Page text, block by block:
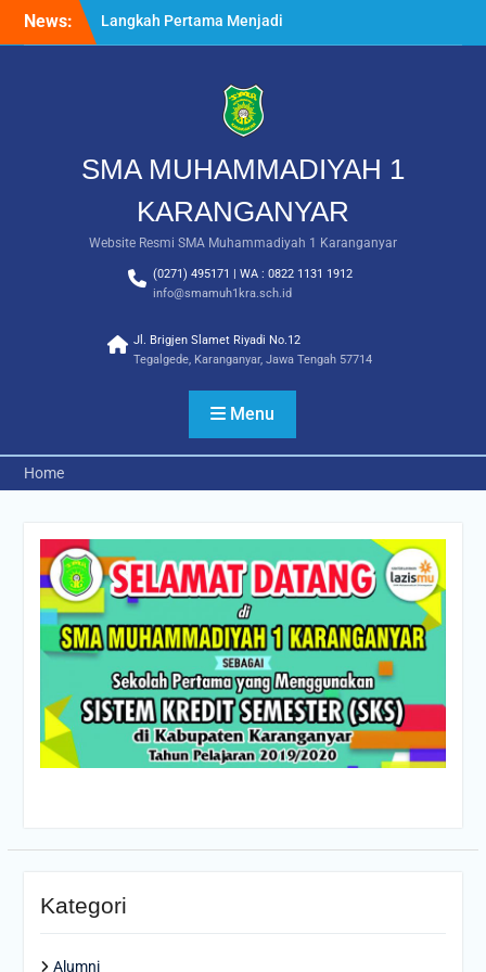
News:
Langkah Pertama Menjadi
Generasi Berkarakter,
Muhammadiyah 1
Karanganyar Dimulai
Kebangsaan
Saat Fajar Menyapa
Angkatan Baru, SMA
Muhammadiyah 1
Karanganyar Gelar
Awalussanah Penuh Makna
Rekapitulasi Realisasi
2026
SMA MUHAMMADIYAH 1
KARANGANYAR
Website Resmi SMA Muhammadiyah 1 Karanganyar
(0271) 495171 | WA : 0822 1131 1912
info@smamuh1kra.sch.id
Jl. Brigjen Slamet Riyadi No.12
Tegalgede, Karanganyar, Jawa Tengah 57714
Menu
Home
Kategori
Alumni